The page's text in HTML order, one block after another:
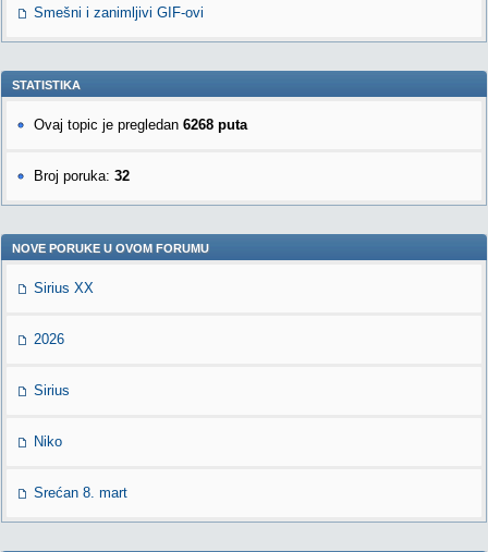
Smešni i zanimljivi GIF-ovi
STATISTIKA
Ovaj topic je pregledan 6268 puta
Broj poruka: 32
NOVE PORUKE U OVOM FORUMU
Sirius XX
2026
Sirius
Niko
Srećan 8. mart